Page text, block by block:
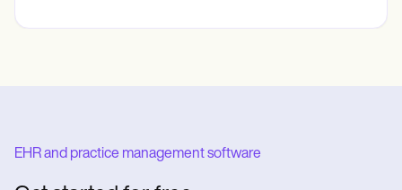
EHR and practice management software